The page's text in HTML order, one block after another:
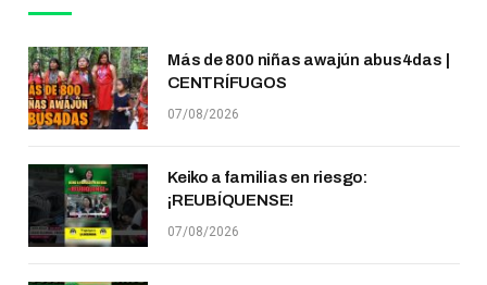
Más de 800 niñas awajún abus4das |
CENTRÍFUGOS
07/08/2026
Keiko a familias en riesgo:
¡REUBÍQUENSE!
07/08/2026